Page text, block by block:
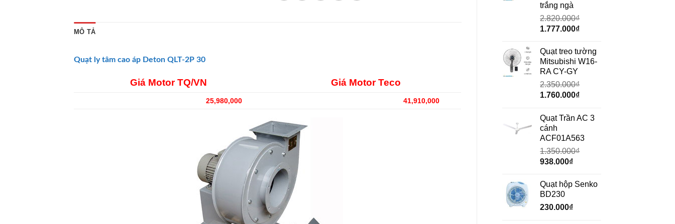
trắng ngà
2.820.000₫
Giá
là:
2.820.000₫.
1.777.000₫Giá
tại
là:
Quạt treo tường
Mitsubishi W16-
RA CY-GY
2.350.000₫
Giá
là:
2.350.000₫.
1.760.000₫Giá
tại
1.760.000₫.
Quạt Trần AC 3
cánh
ACF01A563
1.350.000₫
Giá
là:
1.350.000₫.
938.000₫Giá
tại
938.000₫.
Quạt hộp Senko
BD230
230.000₫
MÔ TẢ
Quạt ly tâm cao áp Deton QLT-2P 30
Giá Motor TQ/VN Giá Motor Teco
25,980,000 41,910,000